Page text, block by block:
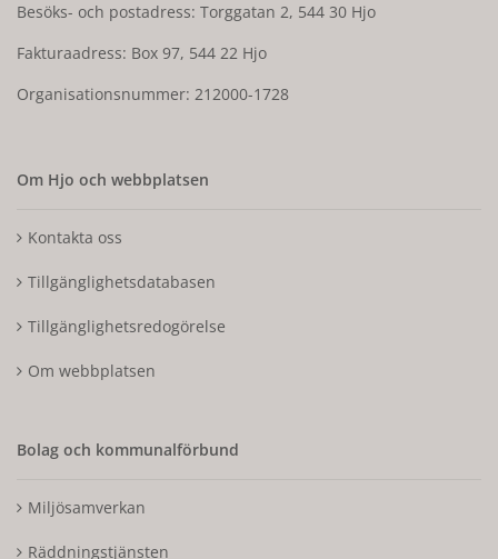
Besöks- och postadress: Torggatan 2, 544 30 Hjo
Fakturaadress: Box 97, 544 22 Hjo
Organisationsnummer: 212000-1728
Om Hjo och webbplatsen
Kontakta oss
Tillgänglighetsdatabasen
Tillgänglighetsredogörelse
Om webbplatsen
Bolag och kommunalförbund
Miljösamverkan
Räddningstjänsten